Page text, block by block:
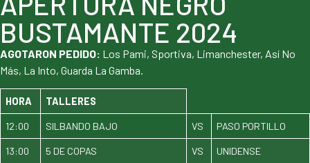
BUSTAMANTE 2024
AGOTARON PEDIDO: Los Pami, Sportiva, Limanchester, Así No
Más, La Into, Guarda La Gamba.
HORA TALLERES
12:00 SILBANDO BAJO VS PASO PORTILLO
13:00 5 DE COPAS VS UNIDENSE